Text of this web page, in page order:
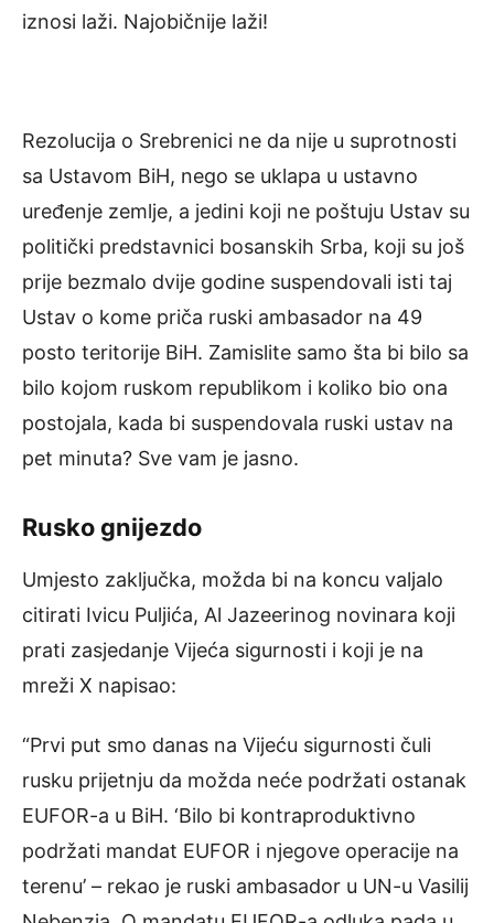
iznosi laži. Najobičnije laži!
Rezolucija o Srebrenici ne da nije u suprotnosti
sa Ustavom BiH, nego se uklapa u ustavno
uređenje zemlje, a jedini koji ne poštuju Ustav su
politički predstavnici bosanskih Srba, koji su još
prije bezmalo dvije godine suspendovali isti taj
Ustav o kome priča ruski ambasador na 49
posto teritorije BiH. Zamislite samo šta bi bilo sa
bilo kojom ruskom republikom i koliko bio ona
postojala, kada bi suspendovala ruski ustav na
pet minuta? Sve vam je jasno.
Rusko gnijezdo
Umjesto zaključka, možda bi na koncu valjalo
citirati Ivicu Puljića, Al Jazeerinog novinara koji
prati zasjedanje Vijeća sigurnosti i koji je na
mreži X napisao:
“Prvi put smo danas na Vijeću sigurnosti čuli
rusku prijetnju da možda neće podržati ostanak
EUFOR-a u BiH. ‘Bilo bi kontraproduktivno
podržati mandat EUFOR i njegove operacije na
terenu’ – rekao je ruski ambasador u UN-u Vasilij